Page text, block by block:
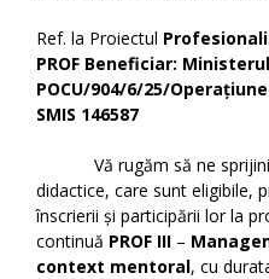
Ref. la Proiectul
PROF Beneficiar:
POCU/904/6/25/
SMIS 146587
Vă rugăm să ne
didactice, care sunt eligibile,
înscrierii și participării lor la
continuă PROF III –
context mentoral, cu